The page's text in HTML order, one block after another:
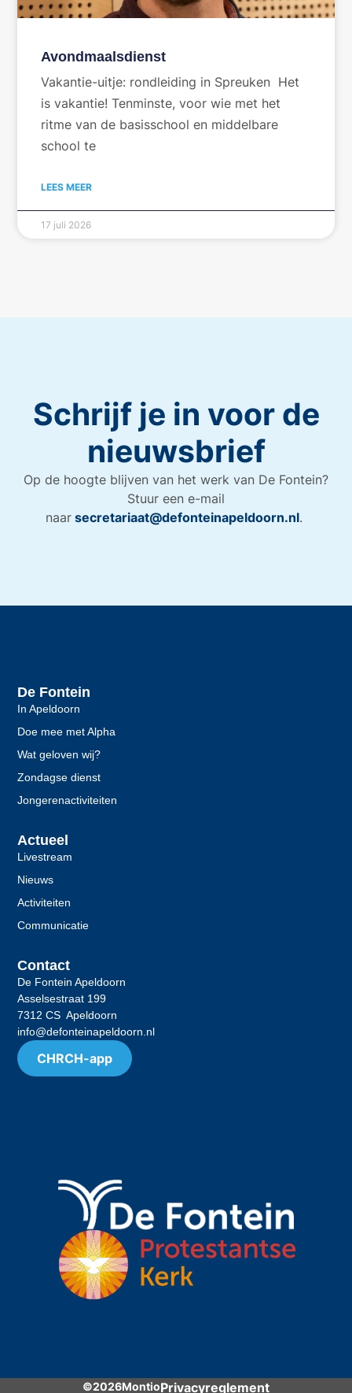
Avondmaalsdienst
Vakantie-uitje: rondleiding in Spreuken Het
is vakantie! Tenminste, voor wie met het
ritme van de basisschool en middelbare
school te
LEES MEER
17 juli 2026
Schrijf je in voor de
nieuwsbrief
Op de hoogte blijven van het werk van De Fontein?
Stuur een e-mail
naar secretariaat@defonteinapeldoorn.nl.
De Fontein
In Apeldoorn
Doe mee met Alpha
Wat geloven wij?
Zondagse dienst
Jongerenactiviteiten
Actueel
Livestream
Nieuws
Activiteiten
Communicatie
Contact
De Fontein Apeldoorn
Asselsestraat 199
7312 CS Apeldoorn
info@defonteinapeldoorn.nl
CHRCH-app
©2026MontioPrivacyreglement